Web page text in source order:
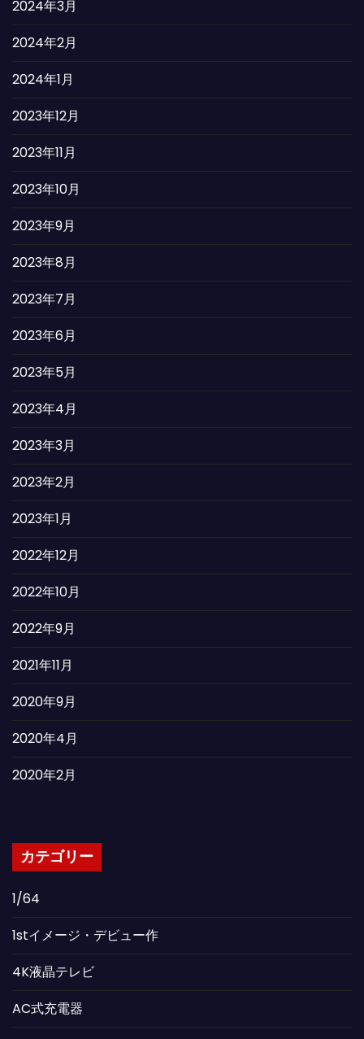
2024年3月
2024年2月
2024年1月
2023年12月
2023年11月
2023年10月
2023年9月
2023年8月
2023年7月
2023年6月
2023年5月
2023年4月
2023年3月
2023年2月
2023年1月
2022年12月
2022年10月
2022年9月
2021年11月
2020年9月
2020年4月
2020年2月
カテゴリー
1/64
1stイメージ・デビュー作
4K液晶テレビ
AC式充電器